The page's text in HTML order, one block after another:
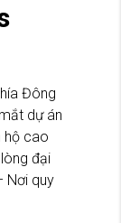
Đông
dự án
hộ cao
đại
Nơi quy